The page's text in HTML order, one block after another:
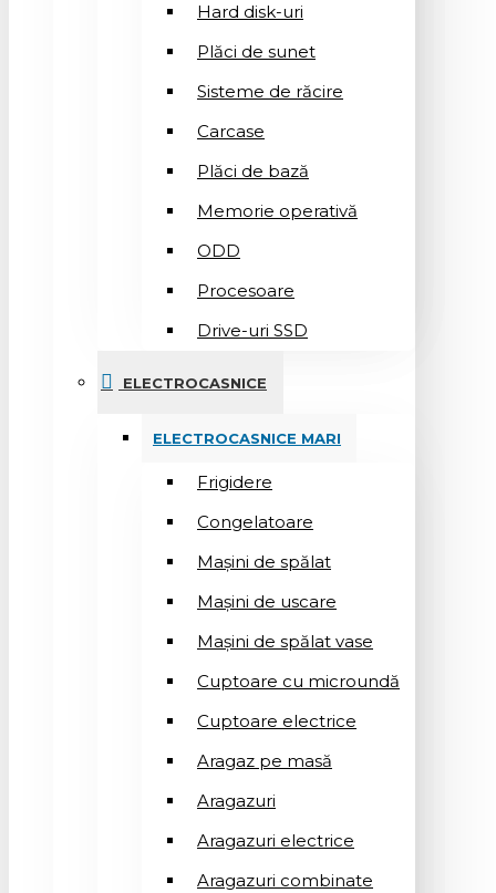
Hard disk-uri
Plăci de sunet
Sisteme de răcire
Carcase
Plăci de bază
Memorie operativă
ODD
Procesoare
Drive-uri SSD
ELECTROCASNICE
ELECTROCASNICE MARI
Frigidere
Congelatoare
Mașini de spălat
Mașini de uscare
Mașini de spălat vase
Cuptoare cu microundă
Cuptoare electrice
Aragaz pe masă
Aragazuri
Aragazuri electrice
Aragazuri combinate